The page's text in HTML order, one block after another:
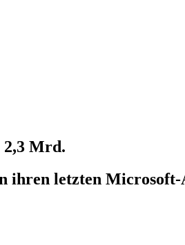
Mrd.
ihren letzten